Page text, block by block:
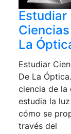
Estudiar
La
Estudiar
De La
ciencia de la
estudia la
cómo se
través del